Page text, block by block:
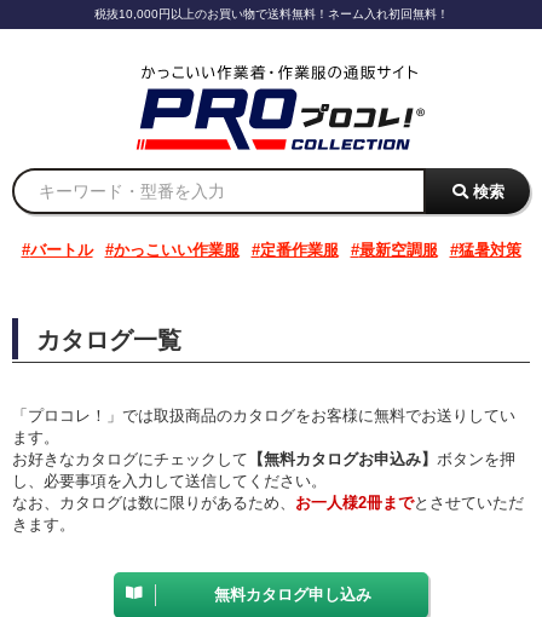
税抜10,000円以上のお買い物で送料無料！ネーム入れ初回無料！
検索
バートル かっこいい作業服 定番作業服 最新空調服 猛暑対策
カタログ一覧
「プロコレ！」では取扱商品のカタログをお客様に無料でお送りしてい
ます。
お好きなカタログにチェックして 【無料カタログお申込み】 ボタンを押
し、必要事項を入力して送信してください。
なお、カタログは数に限りがあるため、 お一人様2冊までとさせていただ
きます。
無料カタログ申し込み